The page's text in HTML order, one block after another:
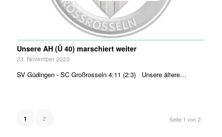
Unsere AH (Ü 40) marschiert weiter
23. November 2022
SV Güdingen - SC Großrosseln 4:11 (2:3) Unsere ältere…
Seite 1 von 2
1 2